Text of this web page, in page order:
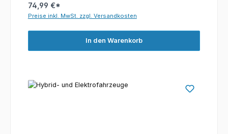
74,99 €*
Preise inkl. MwSt. zzgl. Versandkosten
In den Warenkorb